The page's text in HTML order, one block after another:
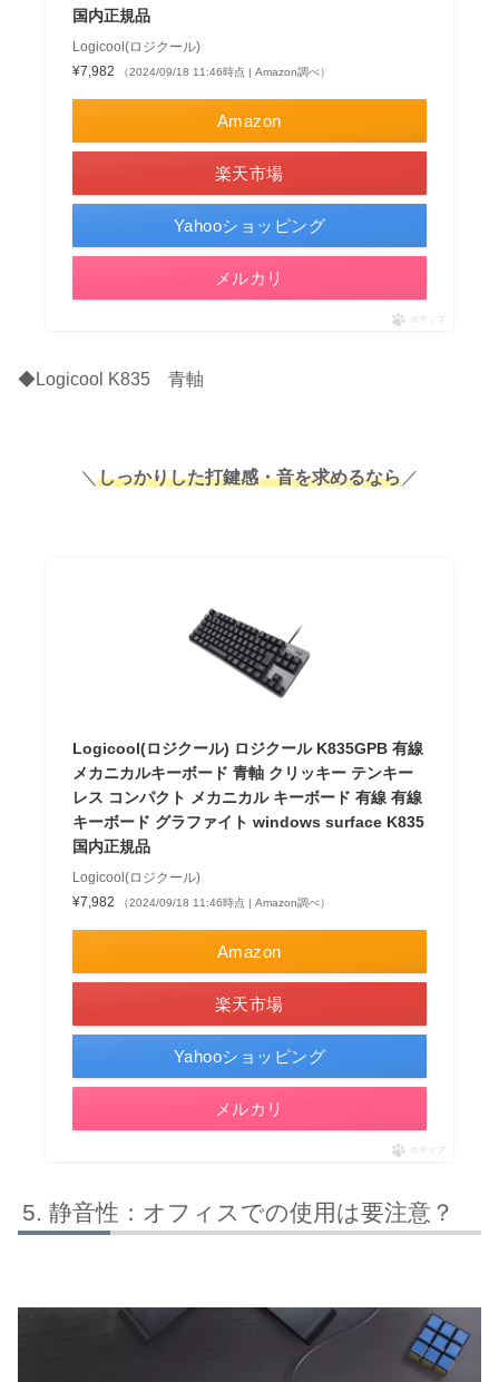
国内正規品
Logicool(ロジクール)
¥7,982
（2024/09/18 11:46時点 | Amazon調べ）
Amazon
楽天市場
Yahooショッピング
メルカリ
ポチップ
◆Logicool K835 青軸
＼ しっかりした打鍵感・音を求めるなら／
Logicool(ロジクール) ロジクール K835GPB 有線
メカニカルキーボード 青軸 クリッキー テンキー
レス コンパクト メカニカル キーボード 有線 有線
キーボード グラファイト windows surface K835
国内正規品
Logicool(ロジクール)
¥7,982
（2024/09/18 11:46時点 | Amazon調べ）
Amazon
楽天市場
Yahooショッピング
メルカリ
ポチップ
静音性：オフィスでの使用は要注意？